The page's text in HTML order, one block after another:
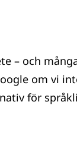
– och
om vi
för